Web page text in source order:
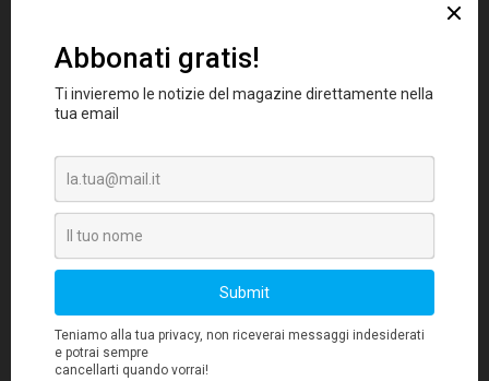
il coraggio di investire sull'innovazione
non creare una discrepanza tra la visione e
Teradata e eConsultancy ha rivelato che spesso
le scelte che influenzano le strategie e quelle
che incidono sull'allocazione dei budget non
sono allineate creando pericolose perdite di
focus sugli obiettivi aziendali); in altre parole
darecontinuità alla visione tramite
l'adeguamento della gestione del budget